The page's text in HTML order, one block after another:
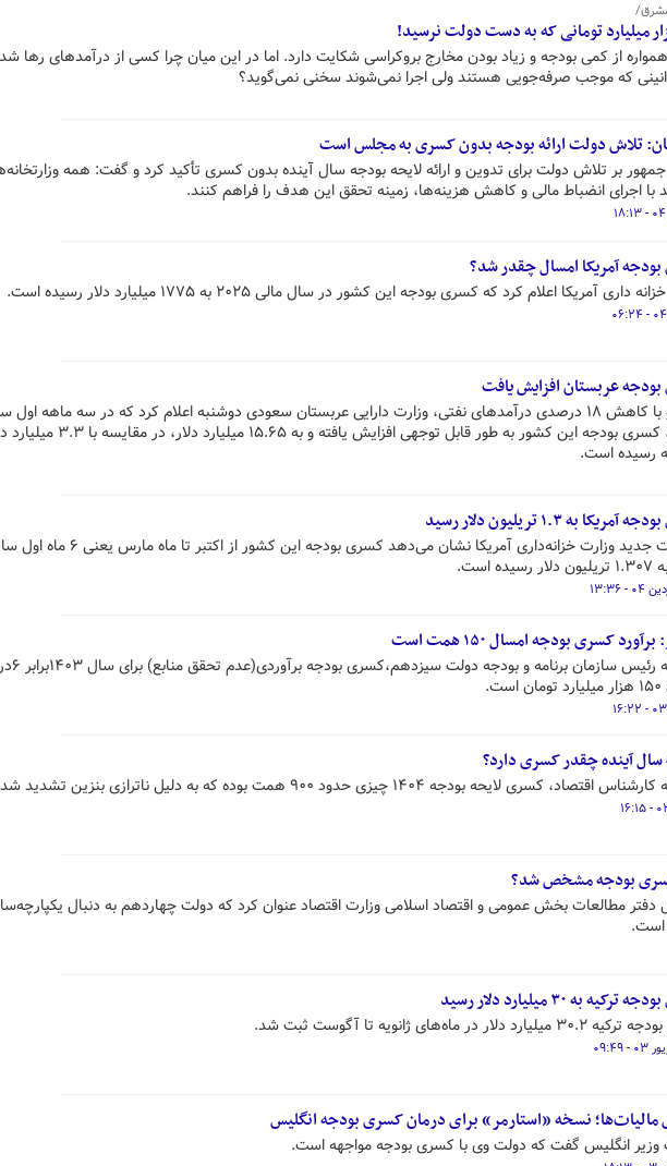
از کمی بودجه و زیاد بودن مخارج بروکراسی شکایت دارد. اما در این میان چرا کسی از درآمدهای رها
که موجب صرفه‌جویی هستند ولی اجرا نمی‌شوند سخنی نمی‌گوید؟
تلاش دولت ارائه بودجه بدون کسری به مجلس است
بر تلاش دولت برای تدوین و ارائه لایحه بودجه سال آینده بدون کسری تأکید کرد و گفت: همه
با اجرای انضباط مالی و کاهش هزینه‌ها، زمینه تحقق این هدف را فراهم کنند.
آمریکا امسال چقدر شد؟
داری آمریکا اعلام کرد که کسری بودجه این کشور در سال مالی ۲۰۲۵ به ۱۷۷۵ میلیارد دلار رسیده است.
عربستان افزایش یافت
همسو با کاهش ۱۸ درصدی درآمدهای نفتی، وزارت دارایی عربستان سعودی دوشنبه اعلام کرد که در سه ماهه اول
۲۰۲۵، کسری بودجه این کشور به طور قابل توجهی افزایش یافته و به
رسیده است.
به ۱.۳ تریلیون دلار رسید
اطلاعات جدید وزارت خزانه‌داری آمریکا نشان می‌دهد کسری بودجه این
است.
کسری بودجه امسال ۱۵۰ همت است
به گفته رئیس
آینده چقدر کسری دارد؟
کسری لایحه بودجه ۱۴۰۴ چیزی حدود ۹۰۰ همت بوده که به دلیل ناترازی بنزین تشدید شده است.
بودجه مشخص شد؟
دفتر مطالعات بخش عمومی و اقتصاد اسلامی وزارت اقتصاد عنوان کرد که دولت چهاردهم به دنبال
است.
به ۳۰ میلیارد دلار رسید
دلار در ماه‌های ژانویه تا آگوست ثبت شد.
مالیات‌ها؛ نسخه «استارمر» برای درمان کسری بودجه انگلیس
انگلیس گفت که دولت وی با کسری بودجه مواجهه است.